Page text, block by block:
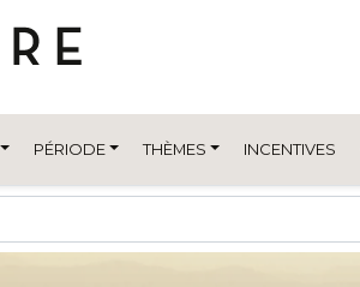
PÉRIODE THÈMES INCENTIVES